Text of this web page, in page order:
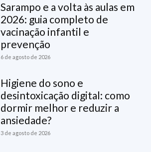
Sarampo e a volta às aulas em
2026: guia completo de
vacinação infantil e
prevenção
6 de agosto de 2026
Higiene do sono e
desintoxicação digital: como
dormir melhor e reduzir a
ansiedade?
3 de agosto de 2026